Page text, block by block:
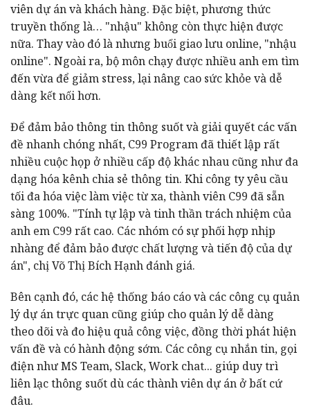
viên dự án và khách hàng. Đặc biệt, phương thức
truyền thống là… "nhậu" không còn thực hiện được
nữa. Thay vào đó là nhưng buổi giao lưu online, "nhậu
online". Ngoài ra, bộ môn chạy được nhiều anh em tìm
đến vừa để giảm stress, lại nâng cao sức khỏe và dễ
dàng kết nối hơn.
Để đảm bảo thông tin thông suốt và giải quyết các vấn
đề nhanh chóng nhất, C99 Program đã thiết lập rất
nhiều cuộc họp ở nhiều cấp độ khác nhau cũng như đa
dạng hóa kênh chia sẻ thông tin. Khi công ty yêu cầu
tối đa hóa việc làm việc từ xa, thành viên C99 đã sẵn
sàng 100%. "Tính tự lập và tinh thần trách nhiệm của
anh em C99 rất cao. Các nhóm có sự phối hợp nhịp
nhàng để đảm bảo được chất lượng và tiến độ của dự
án", chị Võ Thị Bích Hạnh đánh giá.
Bên cạnh đó, các hệ thống báo cáo và các công cụ quản
lý dự án trực quan cũng giúp cho quản lý dễ dàng
theo dõi và đo hiệu quả công việc, đồng thời phát hiện
vấn đề và có hành động sớm. Các công cụ nhắn tin, gọi
điện như MS Team, Slack, Work chat... giúp duy trì
liên lạc thông suốt dù các thành viên dự án ở bất cứ
đâu.